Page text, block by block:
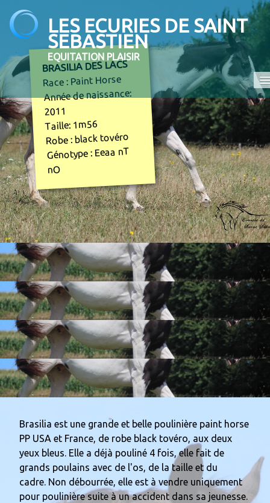
LES ECURIES DE SAINT
SEBASTIEN
EQUITATION PLAISIR
Accueil
Promenades et randonnées
Ecole d'équitation
Elevage
En vente
Contact
COMPETITION
0
BRASILIA DES LACS
Race : Paint Horse
Année de naissance:
2011
Taille: 1m56
Robe : black tovéro
Génotype : Eeaa nT
nO
Brasilia est une grande et belle poulinière paint horse
PP USA et France, de robe black tovéro, aux deux
yeux bleus. Elle a déjà pouliné 4 fois, elle fait de
grands poulains avec de l'os, de la taille et du
cadre. Non débourrée, elle est à vendre uniquement
pour poulinière suite à un accident dans sa jeunesse.